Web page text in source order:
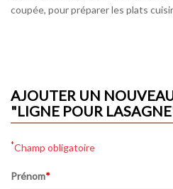
coupée, pour préparer les plats
AJOUTER UN
"LIGNE POUR
*Champ obligatoire
Prénom*